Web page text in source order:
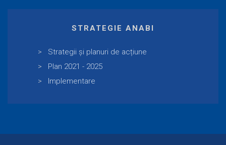
STRATEGIE ANABI
Strategii și planuri de acțiune
Plan 2021 - 2025
Implementare